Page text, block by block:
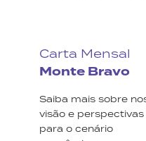
Carta Mensal
Monte Bravo
Saiba mais sobre
visão e perspectivas
para o cenário